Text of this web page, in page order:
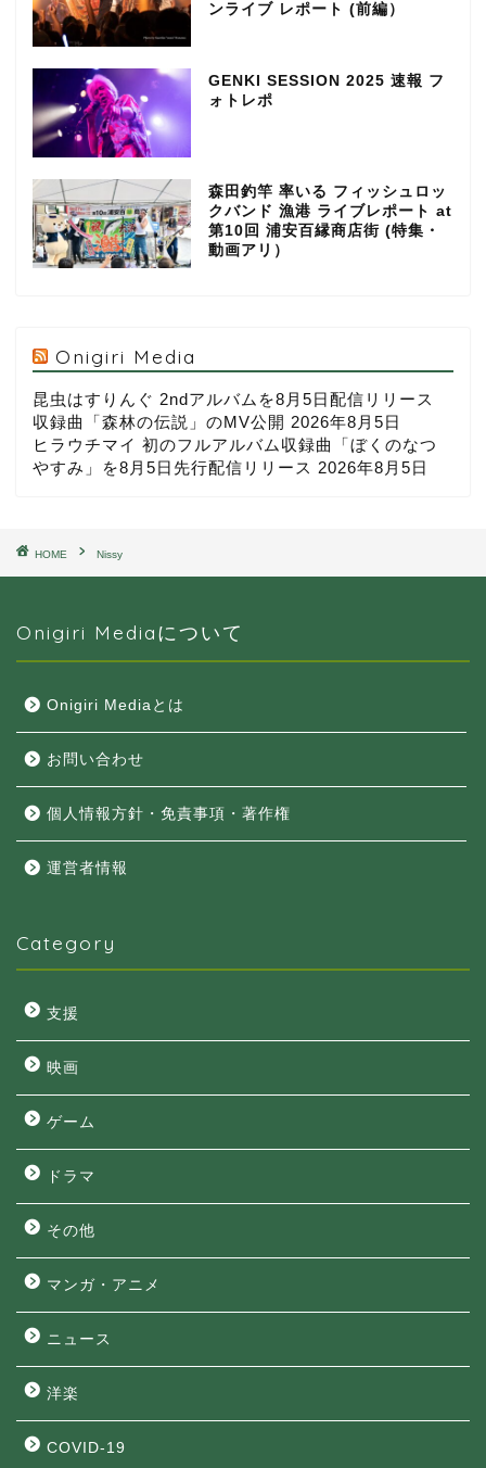
ンライブ レポート (前編）
GENKI SESSION 2025 速報 フ
ォトレポ
森田釣竿 率いる フィッシュロッ
クバンド 漁港 ライブレポート at
第10回 浦安百縁商店街 (特集・
動画アリ）
Onigiri Media
昆虫はすりんぐ 2ndアルバムを8月5日配信リリース
収録曲「森林の伝説」のMV公開 2026年8月5日
ヒラウチマイ 初のフルアルバム収録曲「ぼくのなつ
やすみ」を8月5日先行配信リリース 2026年8月5日
HOME Nissy
Onigiri Mediaについて
Onigiri Mediaとは
お問い合わせ
個人情報方針・免責事項・著作権
運営者情報
Category
支援
映画
ゲーム
ドラマ
その他
マンガ・アニメ
ニュース
洋楽
COVID-19